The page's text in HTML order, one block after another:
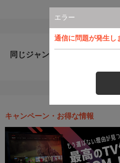
エラー
通信に問題が発生し
同じジャンルのおすすめ番組
キャンペーン・お得な情報